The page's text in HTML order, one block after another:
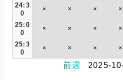
24:3
0
× × × ×
25:0
0
× × × ×
25:3
0
× × × ×
前週 2025-